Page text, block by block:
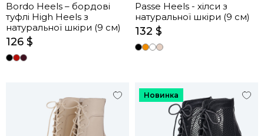
Bordo Heels – бордові
туфлі High Heels з
натуральної шкіри (9 см)
126 $
Passe Heels - хілси з
натуральної шкіри (9 см)
132 $
Новинка